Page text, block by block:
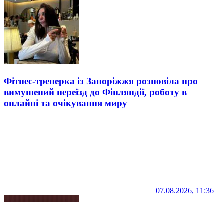
Фітнес-тренерка із Запоріжжя розповіла про
вимушений переїзд до Фінляндії, роботу в
онлайні та очікування миру
07.08.2026, 11:36